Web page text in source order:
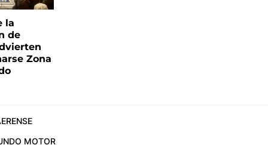
la
de
Zona
MOTOR